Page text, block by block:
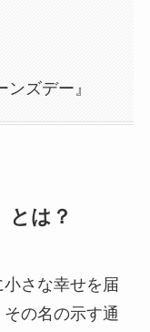
ンズデー』
とは？
さな幸せを届
の名の示す通